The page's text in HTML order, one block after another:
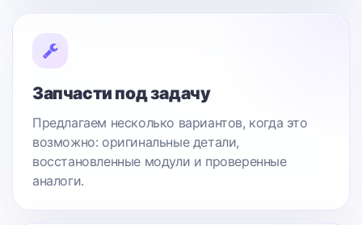
Запчасти под задачу
Предлагаем несколько вариантов, когда это
возможно: оригинальные детали,
восстановленные модули и проверенные
аналоги.